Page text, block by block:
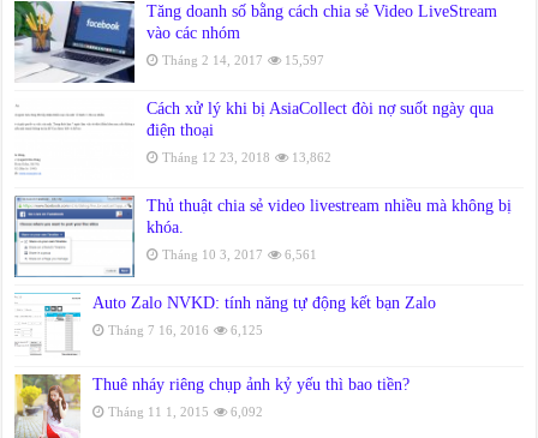
Tăng doanh số bằng cách chia sẻ Video LiveStream
vào các nhóm
Tháng 2 14, 2017 15,597
Cách xử lý khi bị AsiaCollect đòi nợ suốt ngày qua
điện thoại
Tháng 12 23, 2018 13,862
Thủ thuật chia sẻ video livestream nhiều mà không bị
khóa.
Tháng 10 3, 2017 6,561
Auto Zalo NVKD: tính năng tự động kết bạn Zalo
Tháng 7 16, 2016 6,125
Thuê nháy riêng chụp ảnh kỷ yếu thì bao tiền?
Tháng 11 1, 2015 6,092